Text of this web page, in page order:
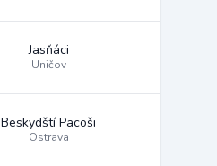
Jasňáci
Uničov
Beskydští Pacoši
Ostrava